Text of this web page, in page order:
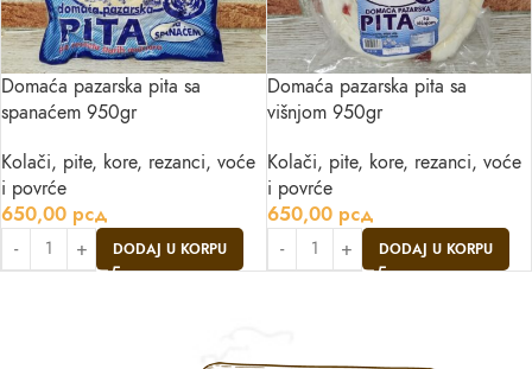
Domaća pazarska pita sa
spanaćem 950gr
Kolači, pite, kore, rezanci, voće
i povrće
650,00 рсд
DODAJ U KORPU
Domaća pazarska pita sa
višnjom 950gr
Kolači, pite, kore, rezanci, voće
i povrće
650,00 рсд
DODAJ U KORPU